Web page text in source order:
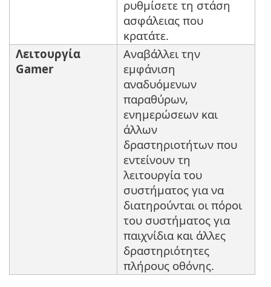
ρυθμίσετε τη στάση
ασφάλειας που
κρατάτε.
Λειτουργία
Gamer
Αναβάλλει την
εμφάνιση
αναδυόμενων
παραθύρων,
ενημερώσεων και
άλλων
δραστηριοτήτων που
εντείνουν τη
λειτουργία του
συστήματος για να
διατηρούνται οι πόροι
του συστήματος για
παιχνίδια και άλλες
δραστηριότητες
πλήρους οθόνης.